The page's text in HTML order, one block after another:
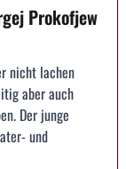
Prokofjew
nicht lachen
aber auch
Der junge
und